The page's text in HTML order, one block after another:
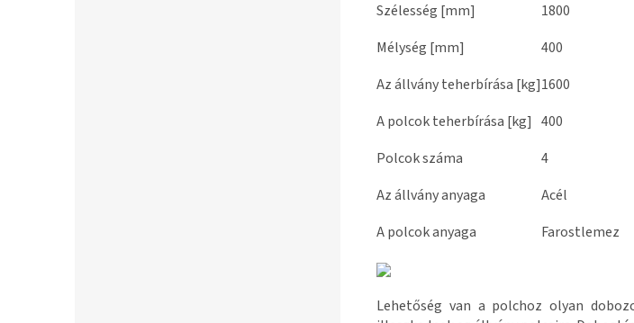
Szélesség [mm]
1800
Mélység [mm]
400
Az állvány teherbírása [kg]1600
A polcok teherbírása [kg] 400
Polcok száma
4
Az állvány anyaga
Acél
A polcok anyaga
Farostlemez
Lehetőség van a polchoz olyan